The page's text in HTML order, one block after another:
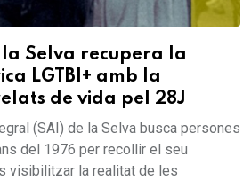
Selva recupera la
LGTBI+ amb la
de vida pel 28J
(SAI) de la Selva busca persones
del 1976 per recollir el seu
visibilitzar la realitat de les